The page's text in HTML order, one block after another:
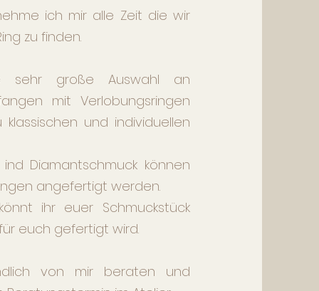
ich mir alle Zeit die wir
zu finden.​
große Auswahl an
mit Verlobungsringen
und individuellen
Diamantschmuck können
angefertigt werden.
ihr euer Schmuckstück
euch gefertigt wird.
von mir beraten und